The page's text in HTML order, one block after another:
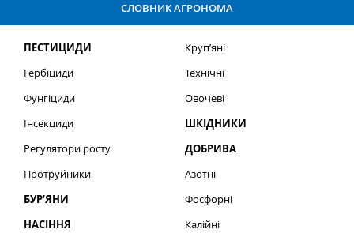
СЛОВНИК АГРОНОМА
ПЕСТИЦИДИ
Гербіциди
Фунгіциди
Інсекциди
Регулятори росту
Протруйники
БУР’ЯНИ
НАСІННЯ
Круп’яні
Технічні
Овочеві
ШКІДНИКИ
ДОБРИВА
Азотні
Фосфорні
Калійні